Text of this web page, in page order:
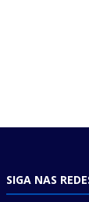
SIGA NAS